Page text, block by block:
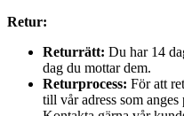
Retur:
Returrätt: Du har 14
dag du mottar dem.
Returprocess: För att
till vår adress som